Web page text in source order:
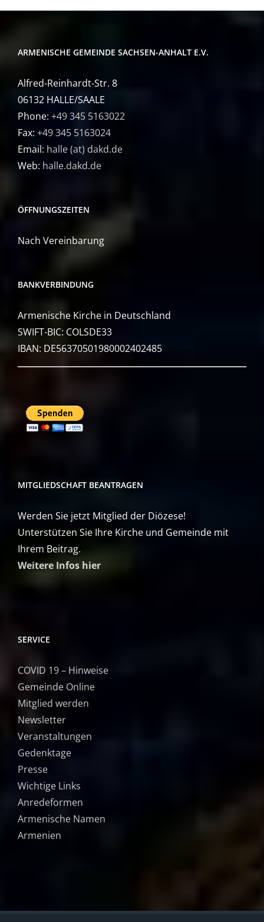
ARMENISCHE GEMEINDE SACHSEN-ANHALT E.V.
Alfred-Reinhardt-Str. 8
06132 HALLE/SAALE
Phone: +49 345 5163022
Fax: +49 345 5163024
Email: halle (at) dakd.de
Web: halle.dakd.de
ÖFFNUNGSZEITEN
Nach Vereinbarung
BANKVERBINDUNG
Armenische Kirche in Deutschland
SWIFT-BIC: COLSDE33
IBAN: DE56370501980002402485
MITGLIEDSCHAFT BEANTRAGEN
Werden Sie jetzt Mitglied der Diözese!
Unterstützen Sie Ihre Kirche und Gemeinde mit
Ihrem Beitrag.
Weitere Infos hier
SERVICE
COVID 19 – Hinweise
Gemeinde Online
Mitglied werden
Newsletter
Veranstaltungen
Gedenktage
Presse
Wichtige Links
Anredeformen
Armenische Namen
Armenien